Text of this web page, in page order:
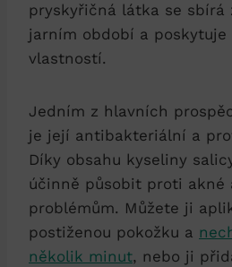
pryskyřičná látka se sbírá
jarním období a
vlastností.
Jedním z hlavních
je její antibakteriální a
Díky obsahu kyseliny
účinně působit proti akné
problémům. Můžete ji
postiženou pokožku a
několik minut, nebo ji